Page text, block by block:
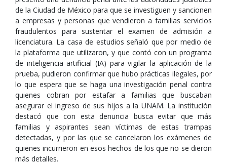
de la Ciudad de México para que se investiguen y sancionen
a empresas y personas que vendieron a familias servicios
fraudulentos para sustentar el examen de admisión a
licenciatura. La casa de estudios señaló que por medio de
la plataforma que utilizaron, y que contó con un programa
de inteligencia artificial (IA) para vigilar la aplicación de la
prueba, pudieron confirmar que hubo prácticas ilegales, por
lo que espera que se haga una investigación penal contra
quienes cobran por estafar a familias que buscaban
asegurar el ingreso de sus hijos a la UNAM. La institución
destacó que con esta denuncia busca evitar que más
familias y aspirantes sean víctimas de estas trampas
detectadas, y por las que se cancelaron los exámenes de
quienes incurrieron en esos hechos de los que no se dieron
más detalles.